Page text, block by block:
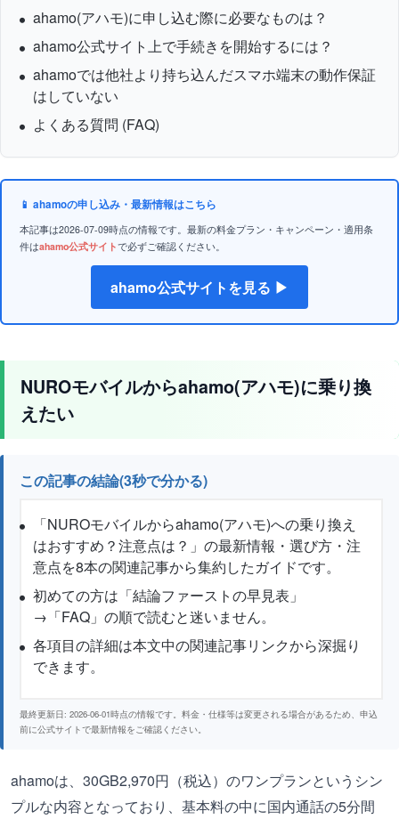
ahamo(アハモ)に申し込む際に必要なものは？
ahamo公式サイト上で手続きを開始するには？
ahamoでは他社より持ち込んだスマホ端末の動作保証
はしていない
よくある質問 (FAQ)
📱 ahamoの申し込み・最新情報はこちら
本記事は2026-07-09時点の情報です。最新の料金プラン・キャンペーン・適用条
件はahamo公式サイトで必ずご確認ください。
ahamo公式サイトを見る ▶
NUROモバイルからahamo(アハモ)に乗り換
えたい
この記事の結論(3秒で分かる)
「NUROモバイルからahamo(アハモ)への乗り換え
はおすすめ？注意点は？」の最新情報・選び方・注
意点を8本の関連記事から集約したガイドです。
初めての方は「結論ファーストの早見表」
→「FAQ」の順で読むと迷いません。
各項目の詳細は本文中の関連記事リンクから深掘り
できます。
最終更新日: 2026-06-01時点の情報です。料金・仕様等は変更される場合があるため、申込
前に公式サイトで最新情報をご確認ください。
ahamoは、30GB2,970円（税込）のワンプランというシン
プルな内容となっており、基本料の中に国内通話の5分間